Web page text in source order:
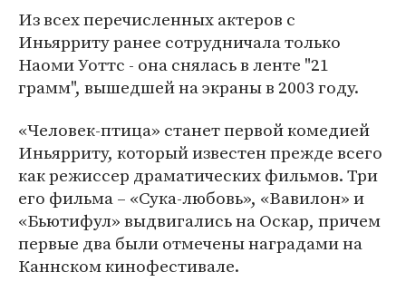
Из всех перечисленных актеров с
Иньярриту ранее сотрудничала только
Наоми Уоттс - она снялась в ленте "21
грамм", вышедшей на экраны в 2003 году.
«Человек-птица» станет первой комедией
Иньярриту, который известен прежде всего
как режиссер драматических фильмов. Три
его фильма – «Сука-любовь», «Вавилон» и
«Бьютифул» выдвигались на Оскар, причем
первые два были отмечены наградами на
Каннском кинофестивале.